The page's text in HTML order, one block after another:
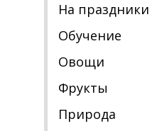
На праздники
Обучение
Овощи
Фрукты
Природа